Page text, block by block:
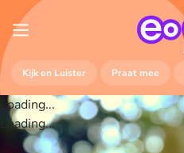
Kijk en Luister Praat mee
Loading...
Loading...